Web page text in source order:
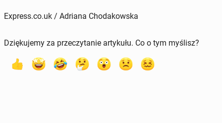
Express.co.uk / Adriana Chodakowska
Dziękujemy za przeczytanie artykułu. Co o tym myślisz?